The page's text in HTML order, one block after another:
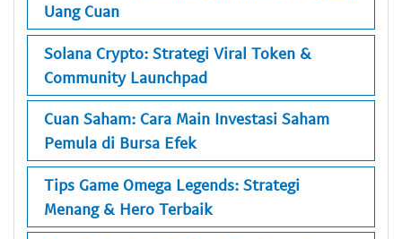
Uang Cuan
Solana Crypto: Strategi Viral Token &
Community Launchpad
Cuan Saham: Cara Main Investasi Saham
Pemula di Bursa Efek
Tips Game Omega Legends: Strategi
Menang & Hero Terbaik